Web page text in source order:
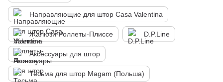
Направляющие для штор Casa Valentina
Жалюзи-Роллеты-Плиссе D.P.Line
Аксессуары для штор
Тесьма для штор Magam (Польша)